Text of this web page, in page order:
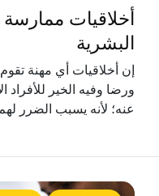
أخلاقيات ممارسة
البشرية
إن أخلاقيات أي مهنة
ورضا وفيه الخير للأفراد
عنه؛ لأنه يسبب الضرر لهم